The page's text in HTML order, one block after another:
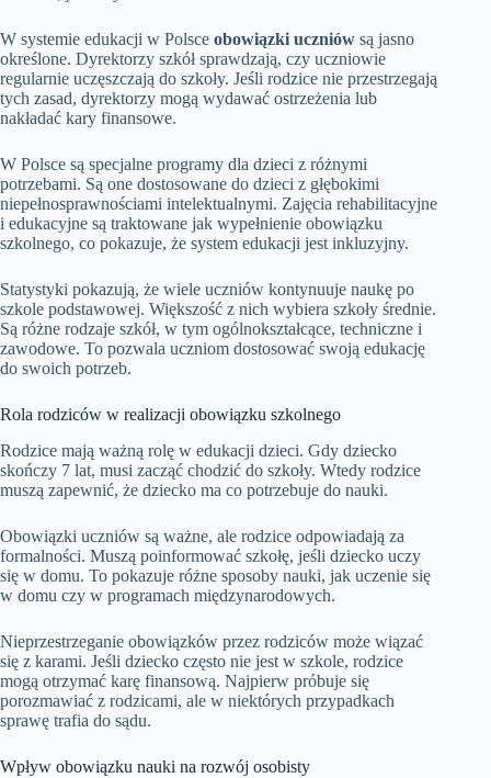
W systemie edukacji w Polsce obowiązki uczniów są jasno
określone. Dyrektorzy szkół sprawdzają, czy uczniowie
regularnie uczęszczają do szkoły. Jeśli rodzice nie przestrzegają
tych zasad, dyrektorzy mogą wydawać ostrzeżenia lub
nakładać kary finansowe.
W Polsce są specjalne programy dla dzieci z różnymi
potrzebami. Są one dostosowane do dzieci z głębokimi
niepełnosprawnościami intelektualnymi. Zajęcia rehabilitacyjne
i edukacyjne są traktowane jak wypełnienie obowiązku
szkolnego, co pokazuje, że system edukacji jest inkluzyjny.
Statystyki pokazują, że wiele uczniów kontynuuje naukę po
szkole podstawowej. Większość z nich wybiera szkoły średnie.
Są różne rodzaje szkół, w tym ogólnokształcące, techniczne i
zawodowe. To pozwala uczniom dostosować swoją edukację
do swoich potrzeb.
Rola rodziców w realizacji obowiązku szkolnego
Rodzice mają ważną rolę w edukacji dzieci. Gdy dziecko
skończy 7 lat, musi zacząć chodzić do szkoły. Wtedy rodzice
muszą zapewnić, że dziecko ma co potrzebuje do nauki.
Obowiązki uczniów są ważne, ale rodzice odpowiadają za
formalności. Muszą poinformować szkołę, jeśli dziecko uczy
się w domu. To pokazuje różne sposoby nauki, jak uczenie się
w domu czy w programach międzynarodowych.
Nieprzestrzeganie obowiązków przez rodziców może wiązać
się z karami. Jeśli dziecko często nie jest w szkole, rodzice
mogą otrzymać karę finansową. Najpierw próbuje się
porozmawiać z rodzicami, ale w niektórych przypadkach
sprawę trafia do sądu.
Wpływ obowiązku nauki na rozwój osobisty